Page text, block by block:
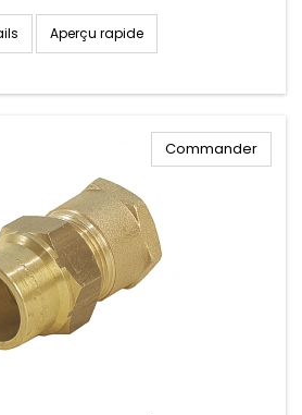
Aperçu rapide
Commander